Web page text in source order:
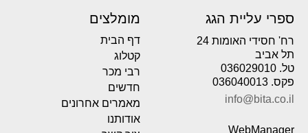
ספרי עליית הגג
רח' חסידי האומות 24
תל אביב
טל. 036029010
פקס. 036040013
info@bita.co.il
WebManager
מומלצים
דף הבית
קטלוג
רבי מכר
חדשים
מאמרים אחרונים
אודותנו